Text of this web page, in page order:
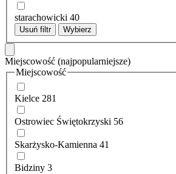
starachowicki 40
Usuń filtr Wybierz
Miejscowość (najpopularniejsze)
Miejscowość
Kielce 281
Ostrowiec Świętokrzyski 56
Skarżysko-Kamienna 41
Bidziny 3